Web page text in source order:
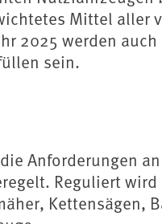
Mittel aller
2025 werden
sein.
Anforderungen
Reguliert
Kettensägen,